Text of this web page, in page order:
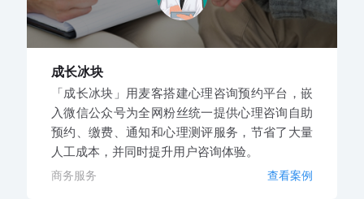
成长冰块
「成长冰块」用麦客搭建心理咨询预约平台，嵌
入微信公众号为全网粉丝统一提供心理咨询自助
预约、缴费、通知和心理测评服务，节省了大量
人工成本，并同时提升用户咨询体验。
商务服务 查看案例